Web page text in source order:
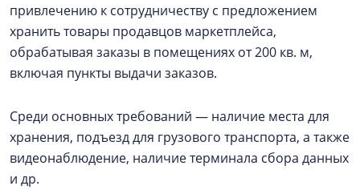
привлечению к сотрудничеству с предложением
хранить товары продавцов маркетплейса,
обрабатывая заказы в помещениях от 200 кв. м,
включая пункты выдачи заказов.
Среди основных требований — наличие места для
хранения, подъезд для грузового транспорта, а также
видеонаблюдение, наличие терминала сбора данных
и др.